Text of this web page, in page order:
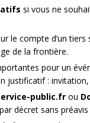
si vous ne
le compte d’un
de la frontière.
pour un
justificatif :
public.fr ou
décret sans